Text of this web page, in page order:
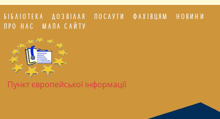
БІБЛІОТЕКА ДОЗВІЛЛЯ ПОСЛУГИ ФАХІВЦЯМ
НОВИНИ
ПРО НАС
МАПА САЙТУ
Пункт європейської інформації